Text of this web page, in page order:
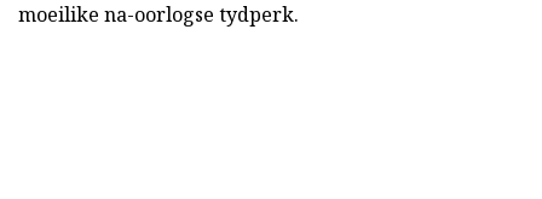
moeilike na-oorlogse tydperk.